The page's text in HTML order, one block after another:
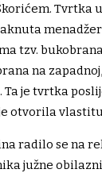
Tvrtka
tzv.
na
je tvrtka
otvorila
radilo se na
južne